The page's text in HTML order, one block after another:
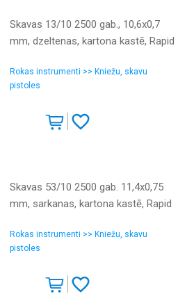
Skavas 13/10 2500 gab., 10,6x0,7
mm, dzeltenas, kartona kastē, Rapid
Rokas instrumenti >> Kniežu, skavu
pistoles
Skavas 53/10 2500 gab. 11,4x0,75
mm, sarkanas, kartona kastē, Rapid
Rokas instrumenti >> Kniežu, skavu
pistoles